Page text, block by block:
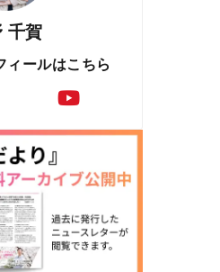
千賀
ィールはこちら